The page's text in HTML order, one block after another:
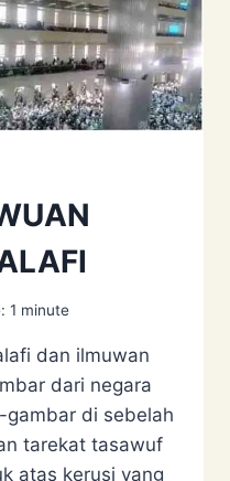
1 minute
dan ilmuwan
dari negara
gambar di sebelah
tarekat tasawuf
atas kerusi yang